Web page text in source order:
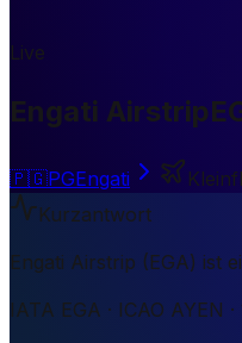
Live
Engati Airstrip
🇵🇬PGEngati
Kurzantwort
Engati Airstrip (EGA) ist
IATA EGA · ICAO AYEN